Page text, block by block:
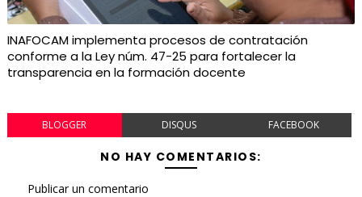
INAFOCAM implementa procesos de contratación
conforme a la Ley núm. 47-25 para fortalecer la
transparencia en la formación docente
BLOGGER DISQUS FACEBOOK
NO HAY COMENTARIOS:
Publicar un comentario